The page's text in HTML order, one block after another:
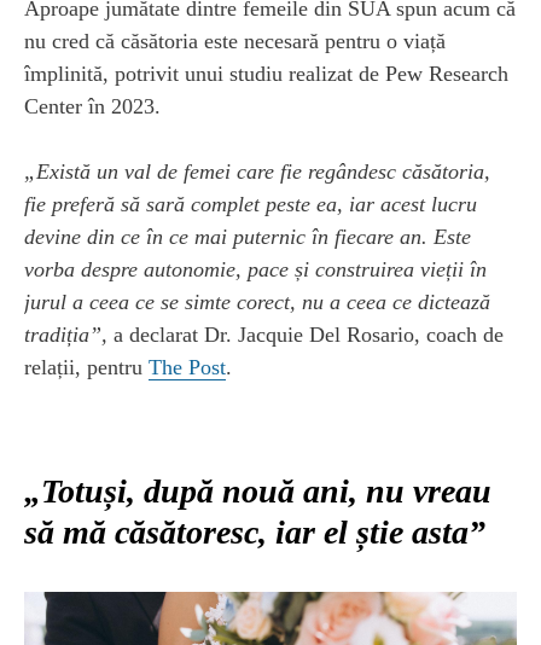
Aproape jumătate dintre femeile din SUA spun acum că
nu cred că căsătoria este necesară pentru o viață
împlinită, potrivit unui studiu realizat de Pew Research
Center în 2023.
„Există un val de femei care fie regândesc căsătoria,
fie preferă să sară complet peste ea, iar acest lucru
devine din ce în ce mai puternic în fiecare an. Este
vorba despre autonomie, pace și construirea vieții în
jurul a ceea ce se simte corect, nu a ceea ce dictează
tradiția”, a declarat Dr. Jacquie Del Rosario, coach de
relații, pentru The Post.
„Totuși, după nouă ani, nu vreau
să mă căsătoresc, iar el știe asta”